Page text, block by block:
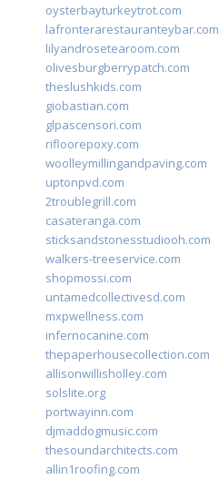
oysterbayturkeytrot.com
lafronterarestauranteybar.com
lilyandrosetearoom.com
olivesburgberrypatch.com
theslushkids.com
giobastian.com
glpascensori.com
rifloorepoxy.com
woolleymillingandpaving.com
uptonpvd.com
2troublegrill.com
casateranga.com
sticksandstonesstudiooh.com
walkers-treeservice.com
shopmossi.com
untamedcollectivesd.com
mxpwellness.com
infernocanine.com
thepaperhousecollection.com
allisonwillisholley.com
solslite.org
portwayinn.com
djmaddogmusic.com
thesoundarchitects.com
allin1roofing.com